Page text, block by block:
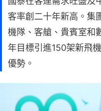
客率創二十年新高。集
機隊、客艙、貴賓室和
年目標引進150架新飛
優勢。